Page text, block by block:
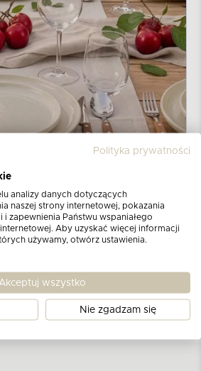
Polityka prywatności
analizy danych dotyczących
naszej strony internetowej, pokazania
zapewnienia Państwu wspaniałego
Aby uzyskać więcej informacji
używamy, otwórz ustawienia.
Akceptuj wszystko
Nie zgadzam się